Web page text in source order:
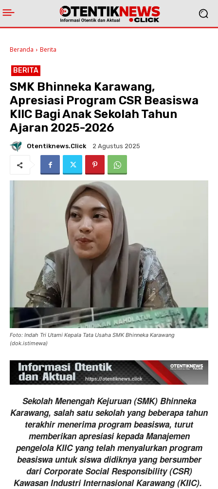
Beranda Berita
BERITA
SMK Bhinneka Karawang,
Apresiasi Program CSR Beasiswa
KIIC Bagi Anak Sekolah Tahun
Ajaran 2025-2026
Otentiknews.click 2 Agustus 2025
Foto: Indah Tri Utami Kepala Tata Usaha SMK Bhinneka Karawang
(dok.istimewa)
Sekolah Menengah Kejuruan (SMK) Bhinneka
Karawang, salah satu sekolah yang beberapa tahun
terakhir menerima program beasiswa, turut
memberikan apresiasi kepada Manajemen
pengelola KIIC yang telah menyalurkan program
beasiswa untuk siswa didiknya yang bersumber
dari Corporate Social Responsibility (CSR)
Kawasan Industri Internasional Karawang (KIIC).